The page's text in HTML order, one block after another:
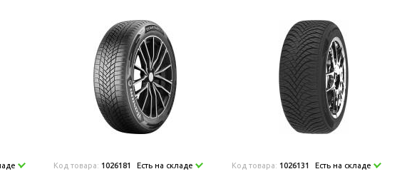
Код товара: 1026181 Есть на складе Код товара: 1026131 Есть на складе